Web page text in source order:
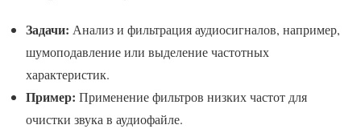
Задачи: Анализ и фильтрация аудиосигналов, например,
шумоподавление или выделение частотных
характеристик.
Пример: Применение фильтров низких частот для
очистки звука в аудиофайле.